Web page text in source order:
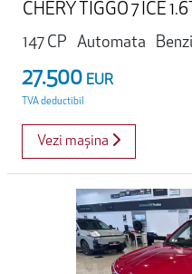
CHERY TIGGO 7 ICE
147 CP
Automata
27.500 EUR
TVA deductibil
Vezi mașina